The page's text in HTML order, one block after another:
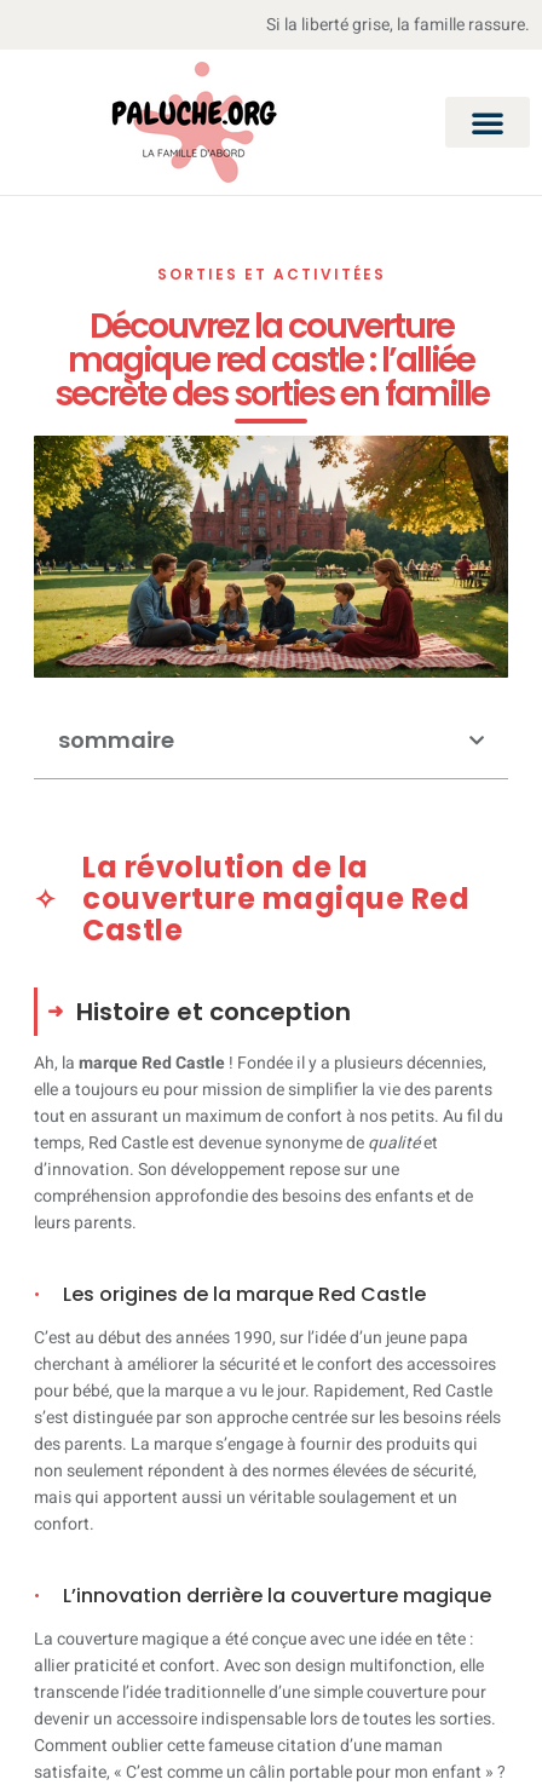
Si la liberté grise, la famille rassure.
SORTIES ET ACTIVITÉES
Découvrez la couverture
magique red castle : l’alliée
secrète des sorties en famille
sommaire
La révolution de la
couverture magique Red
Castle
Histoire et conception
Ah, lamarque Red Castle! Fondée il y a plusieurs décennies,
elle a toujours eu pour mission de simplifier la vie des parents
tout en assurant un maximum de confort à nos petits. Au fil du
temps, Red Castle est devenue synonyme dequalitéet
d’innovation. Son développement repose sur une
compréhension approfondie des besoins des enfants et de
leurs parents.
Les origines de la marque Red Castle
C’est au début des années 1990, sur l’idée d’un jeune papa
cherchant à améliorer la sécurité et le confort des accessoires
pour bébé, que la marque a vu le jour. Rapidement, Red Castle
s’est distinguée par son approche centrée sur les besoins réels
des parents. La marque s’engage à fournir des produits qui
non seulement répondent à des normes élevées de sécurité,
mais qui apportent aussi un véritable soulagement et un
confort.
L’innovation derrière la couverture magique
La couverture magique a été conçue avec une idée en tête :
allier praticité et confort. Avec son design multifonction, elle
transcende l’idée traditionnelle d’une simple couverture pour
devenir un accessoire indispensable lors de toutes les sorties.
Comment oublier cette fameuse citation d’une maman
satisfaite, « C’est comme un câlin portable pour mon enfant » ?